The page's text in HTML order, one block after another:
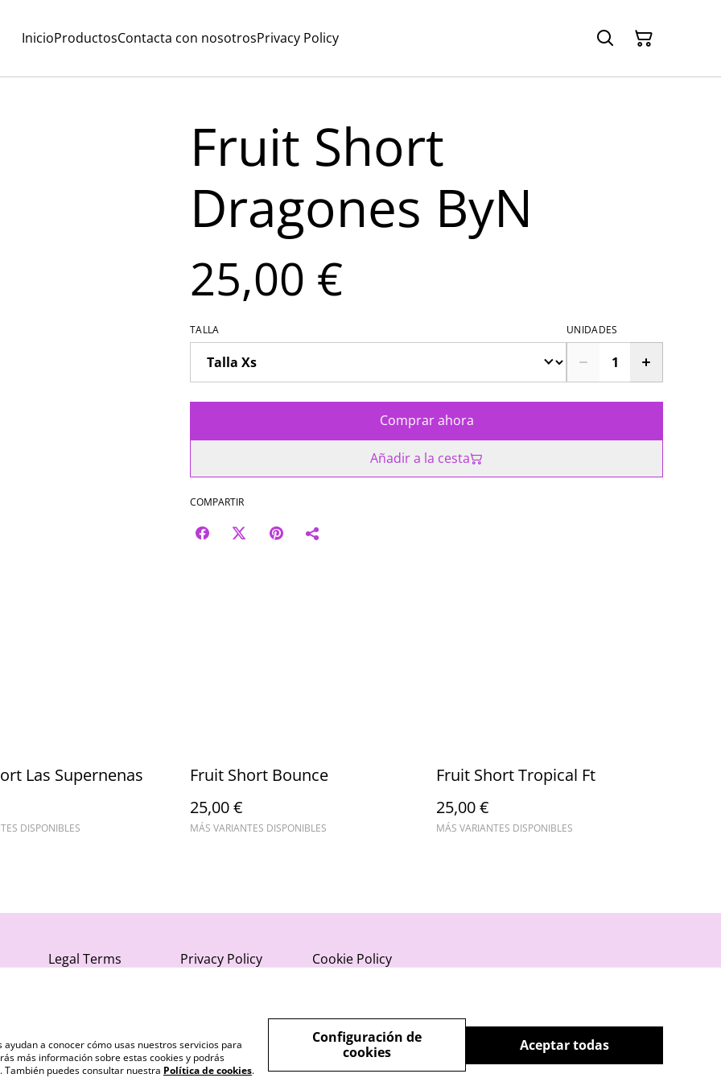
InicioProductosContacta con nosotrosPrivacy Policy
Fruit Short
Dragones ByN
25,00 €
TALLA UNIDADES
Comprar ahora
Añadir a la cesta
COMPARTIR
Las Supernenas
DISPONIBLES
Fruit Short Bounce
25,00 €
MÁS VARIANTES DISPONIBLES
Fruit Short Tropical Ft
25,00 €
MÁS VARIANTES DISPONIBLES
Legal Terms Privacy Policy Cookie Policy
a conocer cómo usas nuestros servicios para
más información sobre estas cookies y podrás
puedes consultar nuestra Política de cookies.
Aceptar todas
Configuración de
cookies